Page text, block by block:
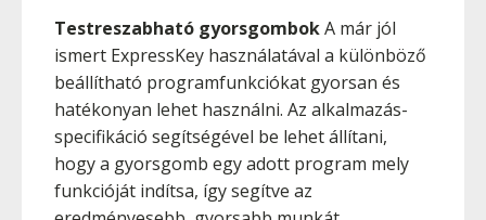
Testreszabható gyorsgombokA már jól
ismert ExpressKey használatával a különböző
beállítható programfunkciókat gyorsan és
hatékonyan lehet használni. Az alkalmazás-
specifikáció segítségével be lehet állítani,
hogy a gyorsgomb egy adott program mely
funkcióját indítsa, így segítve az